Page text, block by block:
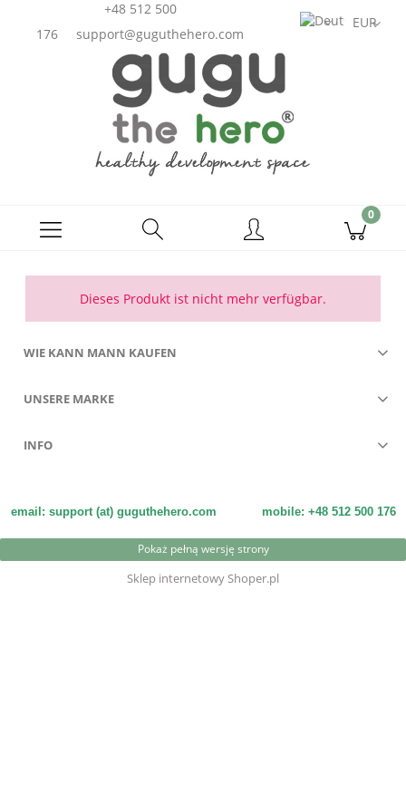
+48 512 500
176
support@guguthehero.com
Dieses Produkt ist nicht mehr verfügbar.
WIE KANN MANN KAUFEN
UNSERE MARKE
INFO
email: support (at) guguthehero.com mobile: +48 512 500 176
Pokaż pełną wersję strony
Sklep internetowy Shoper.pl